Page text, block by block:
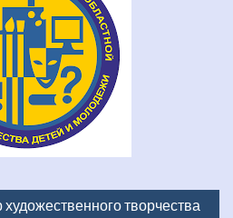
творчества